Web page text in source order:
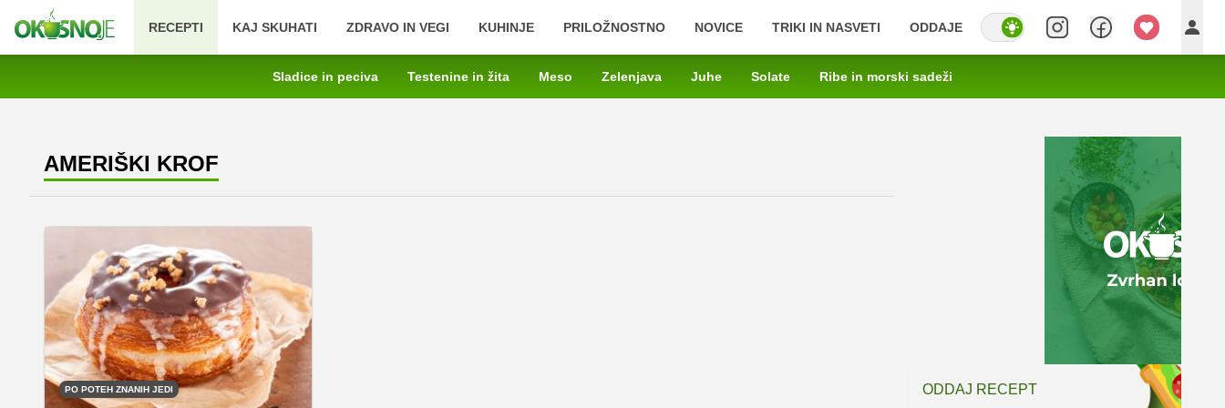
RECEPTI KAJ SKUHATI ZDRAVO IN VEGI KUHINJE PRILOŽNOSTNO NOVICE TRIKI IN NASVETI ODDAJE
Sladice in peciva Testenine in žita Meso Zelenjava Juhe Solate Ribe in morski sadeži
AMERIŠKI KROF
PO POTEH ZNANIH JEDI ODDAJ RECEPT